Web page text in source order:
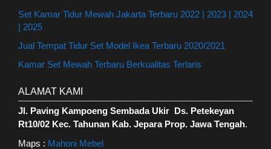
Set Kamar Tidur Mewah Jakarta Terbaru 2022 | 2023 | 2024
| 2025
Jual Tempat Tidur Set Model Ikea Terbaru 2020/2021
Kamar Set Mewah Terbaru Berkualitas Terlaris
ALAMAT KAMI
Jl. Paving Kampoeng Sembada Ukir Ds. Petekeyan
Rt10/02 Kec. Tahunan Kab. Jepara Prop. Jawa Tengah.
Maps : Mahoni Mebel